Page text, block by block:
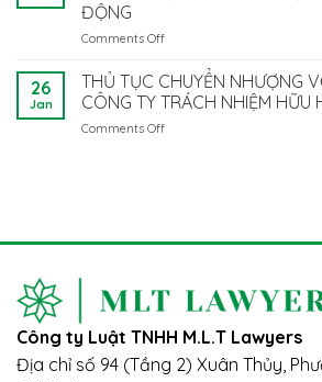
VIỆT
NAM
Gì
Để
pháp
luật
giải
ĐỘNG
Comments Off
ĐIỂM
MỚI
QUAN
HỘI
TÁC
ĐẾN
NGƯỜI
LAO
26
Jan
THỦ TỤC CHUYỂN NHƯỢNG
CÔNG TY TRÁCH NHIỆM HỮU
Comments Off
GÓP
TY
TRÁCH
NHIỆM
HẠN
Công ty Luật TNHH M.L.T Lawyers
Địa chỉ số 94 (Tầng 2) Xuân Thủy,